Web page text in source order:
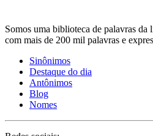
Somos uma biblioteca de palavras da
com mais de 200 mil palavras e
Sinônimos
Destaque do dia
Antônimos
Blog
Nomes